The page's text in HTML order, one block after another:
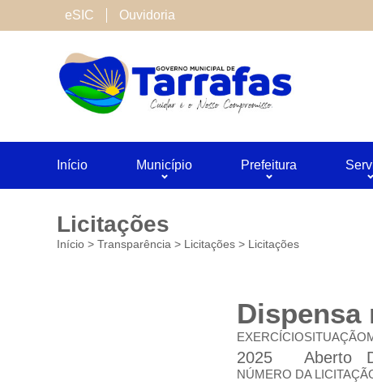
eSIC Ouvidoria
Início Município Prefeitura
Licitações
Início > Transparência > Licitações > Licitações
Dispensa
EXERCÍCIO
2025
SITUAÇÃO
Aberto
NÚMERO DA
Cookies de terceiros
São cookies inseridos por serviços
Salvar